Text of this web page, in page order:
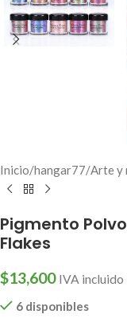
Inicio/hangar77/Arte y
Pigmento
Flakes
$13,600 IVA incluido
6 disponibles